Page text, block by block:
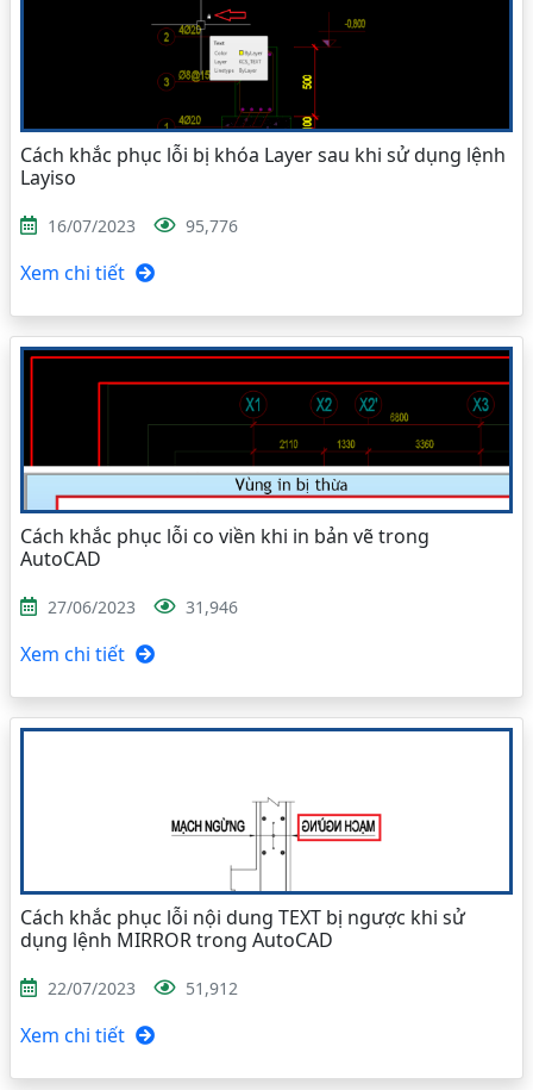
Cách khắc phục lỗi bị khóa Layer sau khi sử dụng lệnh
Layiso
16/07/2023 95,776
Xem chi tiết
Cách khắc phục lỗi co viền khi in bản vẽ trong
AutoCAD
27/06/2023 31,946
Xem chi tiết
Cách khắc phục lỗi nội dung TEXT bị ngược khi sử
dụng lệnh MIRROR trong AutoCAD
22/07/2023 51,912
Xem chi tiết